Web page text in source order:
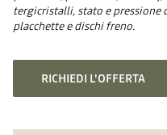
tergicristalli, stato e
placchette e dischi freno.
RICHIEDI L'OFFERTA